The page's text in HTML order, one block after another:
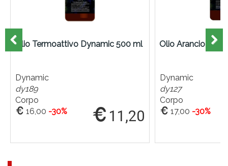
Olio Termoattivo Dynamic 500 ml
Dynamic
dy189
Corpo
16,00 -30% 11,20
Olio Arancio
Dynamic
dy127
Corpo
17,00 -30%